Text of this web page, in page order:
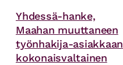
Yhdessä-hanke,
Maahan muuttaneen
työnhakija-asiakkaan
kokonaisvaltainen